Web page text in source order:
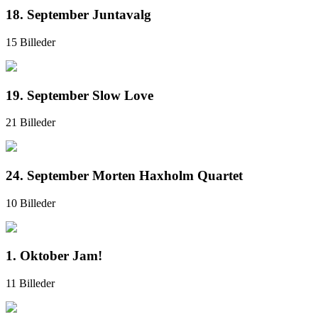
18. September Juntavalg
15 Billeder
19. September Slow Love
21 Billeder
24. September Morten Haxholm Quartet
10 Billeder
1. Oktober Jam!
11 Billeder